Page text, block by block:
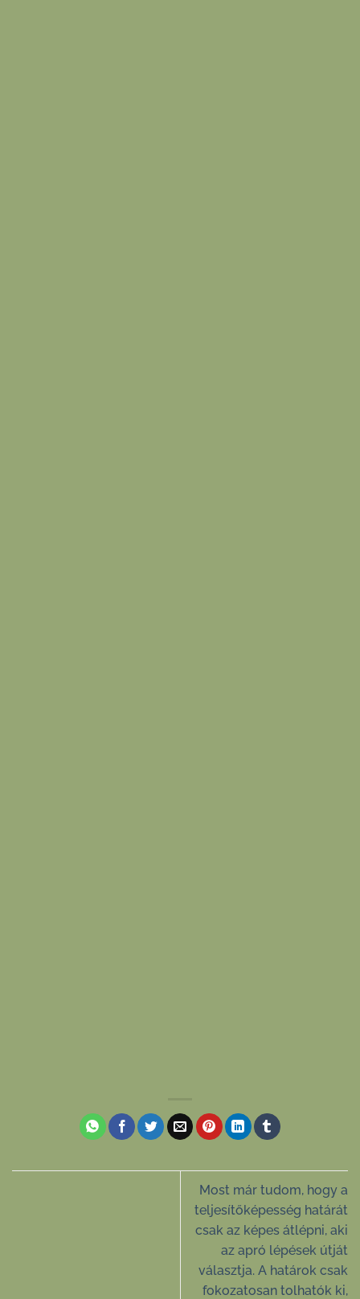
Most már tudom, hogy a
teljesítőképesség határát
csak az képes átlépni, aki
az apró lépések útját
választja. A határok csak
fokozatosan tolhatók ki,